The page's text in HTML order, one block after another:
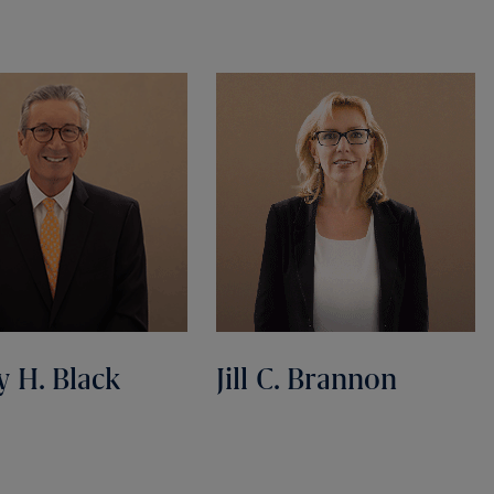
H. Black Jill C. Brannon